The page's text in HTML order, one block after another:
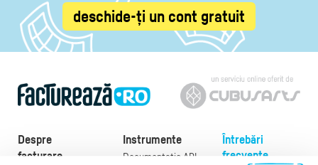
deschide-ți un cont gratuit
Despre
facturare
Instrumente
Documentație API
Întrebări
frecvente